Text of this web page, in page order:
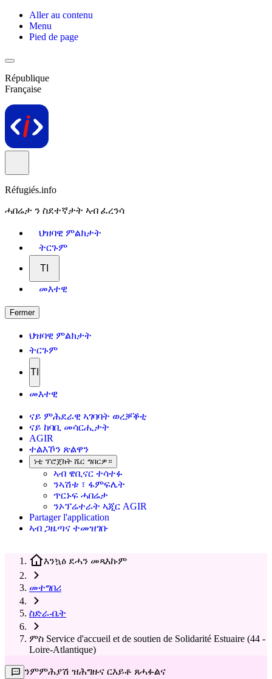
Aller au contenu
Menu
Pied de page
République
Française
Réfugiés.info
ሓበሬታ ን ስደተኛታት ኣብ ፈረንሳ
ህዝባዊ ምልክታት
ትርጉም
TI
መእተዊ
Fermer
ህዝባዊ ምልክታት
ትርጉም
TI
መእተዊ
ናይ ምሕደራዊ ኣገባባት ወረቓቕቲ
ናይ ከባቢ መሳርሒታት
AGIR
ተልእኾን ጽልዋን
ነቲ ፕሮጀክት ሼር ግበርዎ።
ኣብ ዌቢናር ተሳተፉ
ንኣሽቱ ፣ ፋምፍሌት
ጥርኑፍ ሓበሬታ
ንኦፕሬተራት ኣጂር AGIR
Partager l'application
ኣብ ጋዜጣና ተመዝገቡ
እንኳዕ ደሓን መጻእኩም
መተግበሪ
ስድራ-ቤት
ምስ Service d'accueil et de soutien de Solidarité Estuaire (44 -
Loire-Atlantique)
ንምምሕያሽ ዝሕግዙና ርእይቶ ጸሓፉልና